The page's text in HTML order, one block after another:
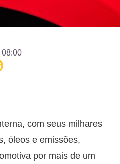
08:00
com seus milhares
óleos e emissões,
por mais de um